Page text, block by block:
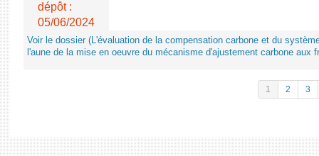
dépôt :
05/06/2024
Voir le dossier (L'évaluation de la compensation carbone et du
l'aune de la mise en oeuvre du mécanisme d'ajustement carbone aux
1 2 3